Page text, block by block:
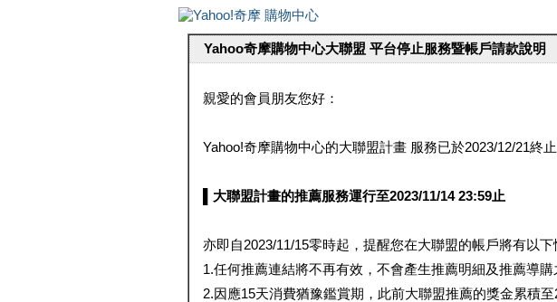
Yahoo奇摩購物中心大聯盟 平台停止服務暨帳戶請款說明
親愛的會員朋友您好：
Yahoo!奇摩購物中心的大聯盟計畫 服務已於2023/12/21終止
▌大聯盟計畫的推薦服務運行至2023/11/14 23:59止
亦即自2023/11/15零時起，提醒您在大聯盟的帳戶將有以下
1.任何推薦連結將不再有效，不會產生推薦明細及推薦導購
2.因應15天消費猶豫鑑賞期，此前大聯盟推薦的獎金累積至